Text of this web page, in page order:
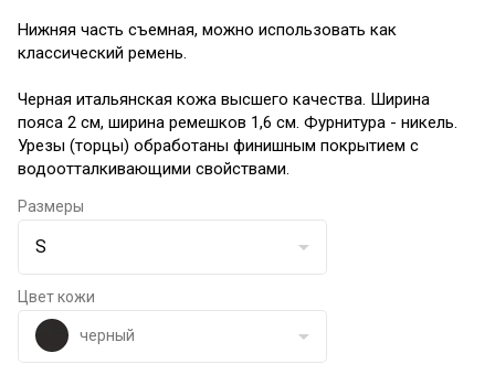
Нижняя часть съемная, можно использовать как
классический ремень.
Черная итальянская кожа высшего качества. Ширина
пояса 2 см, ширина ремешков 1,6 см. Фурнитура - никель.
Урезы (торцы) обработаны финишным покрытием с
водоотталкивающими свойствами.
Размеры
Цвет кожи
черный